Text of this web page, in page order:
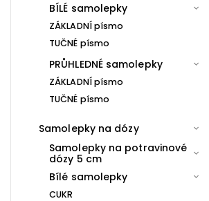
BÍLÉ samolepky
ZÁKLADNÍ písmo
TUČNÉ písmo
PRŮHLEDNÉ samolepky
ZÁKLADNÍ písmo
TUČNÉ písmo
Samolepky na dózy
Samolepky na potravinové
dózy 5 cm
Bílé samolepky
CUKR